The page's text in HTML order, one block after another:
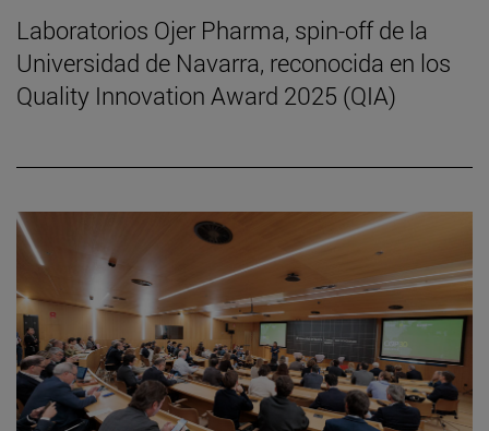
Laboratorios Ojer Pharma, spin-off de la
Universidad de Navarra, reconocida en los
Quality Innovation Award 2025 (QIA)